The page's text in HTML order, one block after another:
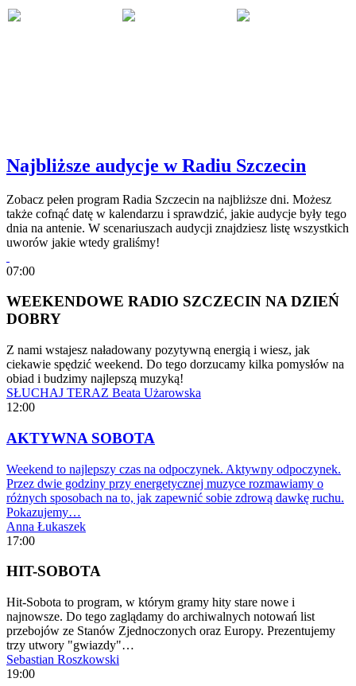
Najbliższe audycje w Radiu Szczecin
Zobacz pełen program Radia Szczecin na najbliższe dni. Możesz
także cofnąć datę w kalendarzu i sprawdzić, jakie audycje były tego
dnia na antenie. W scenariuszach audycji znajdziesz listę wszystkich
uworów jakie wtedy graliśmy!
07:00
WEEKENDOWE RADIO SZCZECIN NA DZIEŃ
DOBRY
Z nami wstajesz naładowany pozytywną energią i wiesz, jak
ciekawie spędzić weekend. Do tego dorzucamy kilka pomysłów na
obiad i budzimy najlepszą muzyką!
SŁUCHAJ TERAZ Beata Użarowska
12:00
AKTYWNA SOBOTA
Weekend to najlepszy czas na odpoczynek. Aktywny odpoczynek.
Przez dwie godziny przy energetycznej muzyce rozmawiamy o
różnych sposobach na to, jak zapewnić sobie zdrową dawkę ruchu.
Pokazujemy…
Anna Łukaszek
17:00
HIT-SOBOTA
Hit-Sobota to program, w którym gramy hity stare nowe i
najnowsze. Do tego zaglądamy do archiwalnych notowań list
przebojów ze Stanów Zjednoczonych oraz Europy. Prezentujemy
trzy utwory "gwiazdy"…
Sebastian Roszkowski
19:00